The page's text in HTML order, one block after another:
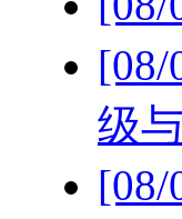
[08/
级
[08/